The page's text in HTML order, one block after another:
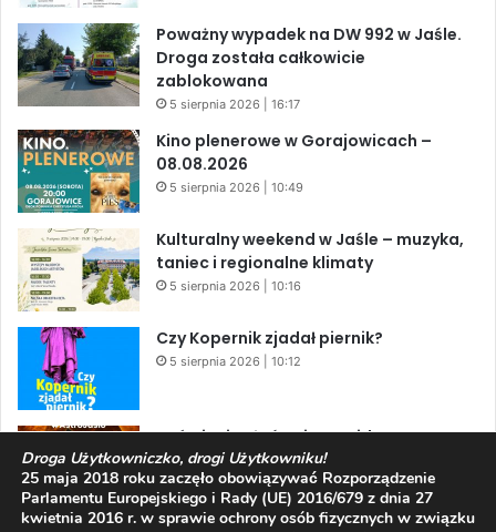
Poważny wypadek na DW 992 w Jaśle.
Droga została całkowicie
zablokowana
5 sierpnia 2026 | 16:17
Kino plenerowe w Gorajowicach –
08.08.2026
5 sierpnia 2026 | 10:49
Kulturalny weekend w Jaśle – muzyka,
taniec i regionalne klimaty
5 sierpnia 2026 | 10:16
Czy Kopernik zjadał piernik?
5 sierpnia 2026 | 10:12
Zaćmienie Słońca i Perseidy. Dwa
niesamowite zjawiska astronomiczne
w ciągu jednego dnia!
3 sierpnia 2026 | 15:39
Droga Użytkowniczko, drogi Użytkowniku!
25 maja 2018 roku zaczęło obowiązywać Rozporządzenie
Parlamentu Europejskiego i Rady (UE) 2016/679 z dnia 27
kwietnia 2016 r. w sprawie ochrony osób fizycznych w związku